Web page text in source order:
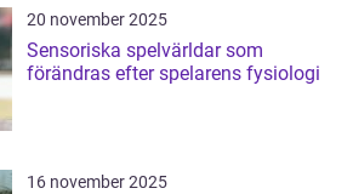
20 november 2025
Sensoriska spelvärldar som
förändras efter spelarens fysiologi
16 november 2025